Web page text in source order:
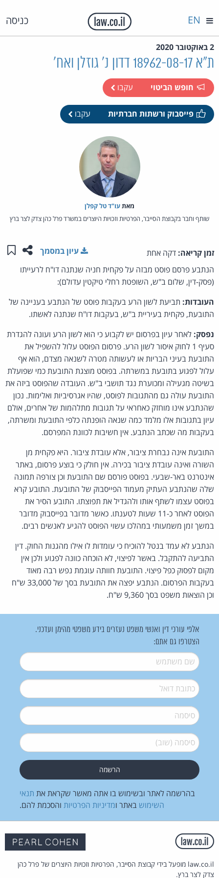
כניסה EN
2 באוקטובר 2020
ת"א 18962-08-17 דדון נ' גוזלן ואח'
חופש הביטוי עקבו
פייסבוק ורשתות חברתיות עקבו
מאת‏עו"ד טל קפלן
שותף וחבר בקבוצת הסייבר, הפרטיות וזכויות היוצרים במשרד פרל כהן צדק לצר ברץ
זמן קריאה: דקה אחת שתפו
עיון במסמך
הנתבע פרסם פוסט מבזה על פקחית חניה שנתנה דו"ח לרעייתו
(פסק-דין, שלום ב"ש, השופטת רחלי טיקטין עדולם):
העובדות: תביעת לשון הרע בעקבות פוסט של הנתבע בעניינה של
התובעת, פקחית בעיריית ב"ש, בעקבות דו"ח שנתנה לאשתו.
נפסק: לאחר עיון בפרסום יש לקבוע כי הוא לשון הרע ועונה להגדרת
סעיף 1 לחוק איסור לשון הרע. פרסום הפוסט עלול להשפיל את
התובעת בעיני הבריות או לעשותה מטרה לשנאה מצדם, הוא אף
עלול לפגוע בתובעת במשרתה. בפוסט מוצגת התובעת כמי שפועלת
בשיטה מגעילה ומכוערת נגד תושבי ב"ש. העובדה שהפוסט ביזה את
התובעת עולה גם מהתגובות לפוסט, שהיו אגרסיביות ואלימות. נכון
שהנתבע אינו מוחזק כאחראי על תגובות מתלהמות של אחרים, אולם
עיון בתגובות אלו מלמד כמה שנאה הופנתה כלפי התובעת ומשרתה,
בעקבות מה שכתב הנתבע. אין חשיבות לכוונת המפרסם.
התובעת אינה נבחרת ציבור, אלא עובדת ציבור. היא פקחית מן
השורה ואינה עובדת ציבור בכירה. אין חולק כי בוצע פרסום, באתר
אינטרנט באר-שבעי. בפוסט פורסם שם התובעת וכן צורפה תמונה
שלה שהנתבע העתיק מעמוד הפייסבוק של התובעת. התובע קרא
בפוסט עצמו לשתף אותו ולהגדיל את תפוצתו. התובע הסיר את
הפוסט לאחר כ-11 שעות לטענתו. כאשר מדובר בפייסבוק מדובר
במשך זמן משמעותי במהלכו עשוי הפוסט להגיע לאנשים רבים.
הנתבע לא עמד בנטל להוכיח כי עומדות לו אילו מהגנות החוק. דין
התביעה להתקבל. באשר לפיצוי, לא הוכחה כוונה לפגוע ולכן אין
מקום לפסוק כפל פיצוי. התובעת חוותה עוגמת נפש רבה מאוד
בעקבות הפרסום. הנתבע יפצה את התובעת בסך של 33,000 ש"ח
וכן הוצאות משפט בסך 9,360 ש"ח.
אלפי עורכי דין ואנשי משפט נעזרים בידע משפטי מהימן ועדכני.
הצטרפו גם אתם:
שם משתמש*
דואל*
סיסמה*
סיסמה (שוב)*
בהרשמה לאתר ובשימוש בו אתה מאשר שקראת את תנאי
השימוש באתר ומדיניות הפרטיות והסכמת להם.
law.co.il מופעל בידי קבוצת הסייבר, הפרטיות וזכויות היוצרים של פרל כהן
צדק לצר ברץ.